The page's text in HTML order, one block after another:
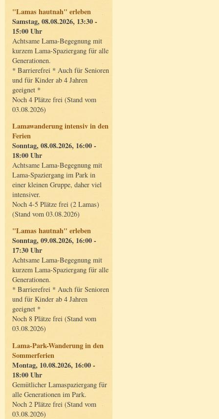
"Lamas hautnah" erleben
Samstag, 08.08.2026, 13:30 -
15:00 Uhr
Achtsame Lama-Begegnung mit
kurzem Lama-Spaziergang für alle
Generationen.
* Barrierefrei * Auch für Senioren
und für Kinder ab 4 Jahren
geeignet *
Noch 4 Plätze frei (Stand vom
03.08.2026)
Lamawanderung intensiv in den
Ferien
Sonntag, 08.08.2026, 16:00 -
18:00 Uhr
Achtsame Lama-Begegnung mit
Lama-Spaziergang im Park in
einer kleinen Gruppe, daher viel
intensiver.
Noch 4-5 Plätze frei (2 Lamas)
(Stand vom 03.08.2026)
"Lamas hautnah" erleben
Sonntag, 09.08.2026, 16:00 -
17:30 Uhr
Achtsame Lama-Begegnung mit
kurzem Lama-Spaziergang für alle
Generationen.
* Barrierefrei * Auch für Senioren
und für Kinder ab 4 Jahren
geeignet *
Noch 8 Plätze frei (Stand vom
03.08.2026)
Lama-Park-Wanderung in den
Sommerferien
Montag, 10.08.2026, 16:00 -
18:00 Uhr
Gemütlicher Lamaspaziergang für
alle Generationen im Park.
Noch 2 Plätze frei (Stand vom
03.08.2026)